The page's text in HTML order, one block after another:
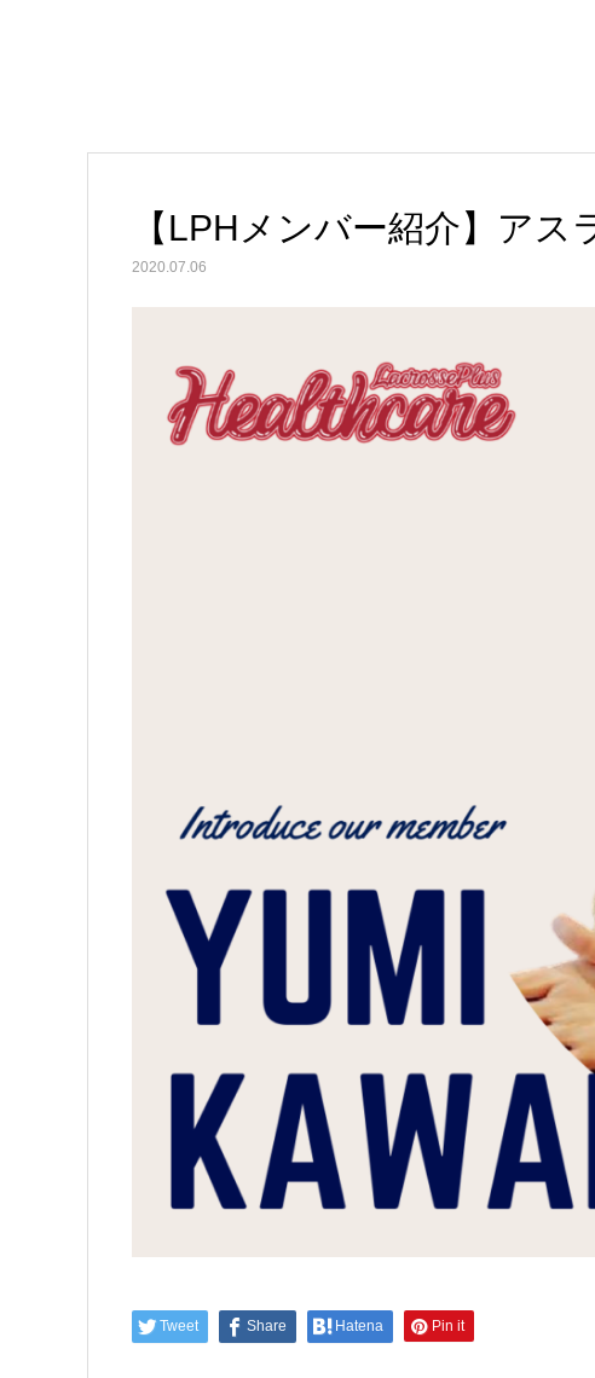
【LPHメンバー紹介】ア
2020.07.06
Tweet Share Hatena Pin it